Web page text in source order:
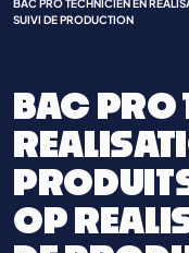
BAC PRO TECHNICIEN EN
SUIVI DE PRODUCTION
BAC PRO
OP